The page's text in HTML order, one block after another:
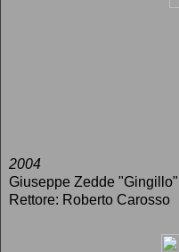
2004
Giuseppe Zedde
Rettore: Roberto Carosso